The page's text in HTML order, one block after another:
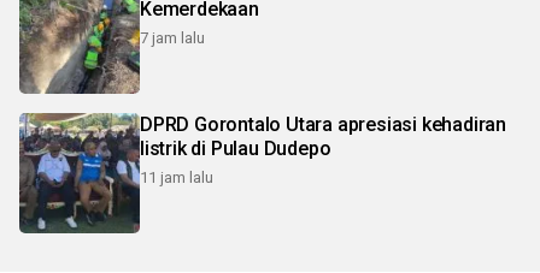
Kemerdekaan
7 jam lalu
DPRD Gorontalo Utara apresiasi kehadiran
listrik di Pulau Dudepo
11 jam lalu